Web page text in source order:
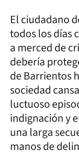
El ciudadano
todos los días
a merced de
debería
de Barrientos
sociedad
luctuoso
indignación y
una larga
manos de